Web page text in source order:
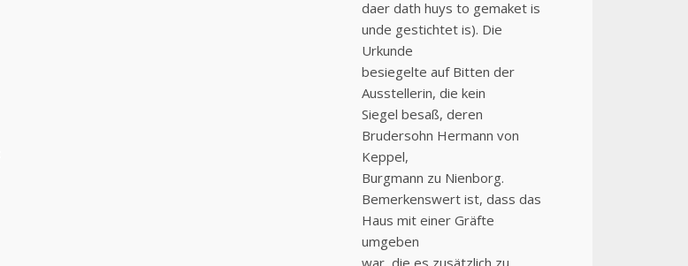
daer dath huys to gemaket is
unde gestichtet is). Die
Urkunde
besiegelte auf Bitten der
Ausstellerin, die kein
Siegel besaß, deren
Brudersohn Hermann von
Keppel,
Burgmann zu Nienborg.
Bemerkenswert ist, dass das
Haus mit einer Gräfte
umgeben